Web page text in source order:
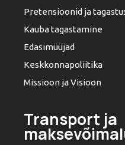
Pretensioonid ja
Kauba tagastamine
Edasimüüjad
Keskkonnapoliitika
Missioon ja Visioon
Transport ja